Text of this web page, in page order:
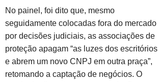
No painel, foi dito que, mesmo
seguidamente colocadas fora do mercado
por decisões judiciais, as associações de
proteção apagam “as luzes dos escritórios
e abrem um novo CNPJ em outra praça”,
retomando a captação de negócios. O